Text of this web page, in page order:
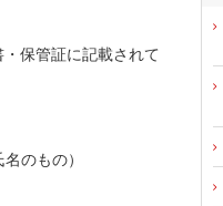
保管証に記載されて
のもの）